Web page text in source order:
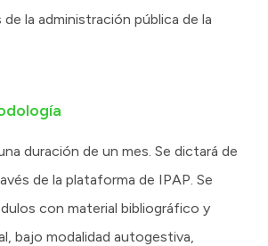
la administración pública de la
duración de un mes. Se dictará de
de la plataforma de IPAP. Se
con material bibliográfico y
bajo modalidad autogestiva,